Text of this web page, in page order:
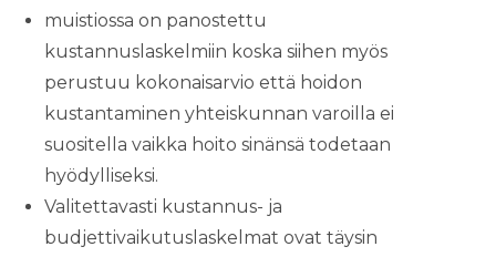
muistiossa on panostettu
kustannuslaskelmiin koska siihen myös
perustuu kokonaisarvio että hoidon
kustantaminen yhteiskunnan varoilla ei
suositella vaikka hoito sinänsä todetaan
hyödylliseksi.
Valitettavasti kustannus- ja
budjettivaikutuslaskelmat ovat täysin